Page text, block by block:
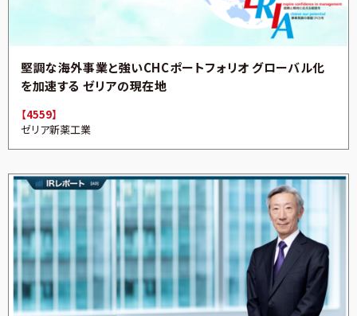
堅調な海外事業と強いCHCポートフォリオ グローバル化
を加速する ゼリアの現在地
【4559】
ゼリア新薬工業